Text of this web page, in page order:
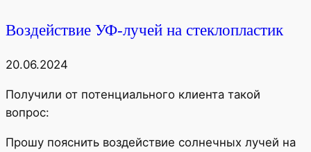
Воздействие УФ-лучей на стеклопластик
20.06.2024
Получили от потенциального клиента такой
вопрос:
Прошу пояснить воздействие солнечных лучей на